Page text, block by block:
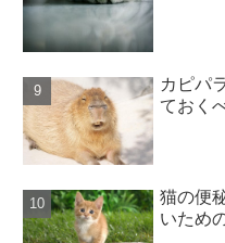
カピパ
ておく
猫の便
いため